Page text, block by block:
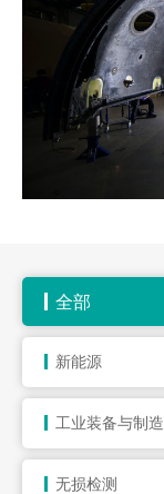
全部
新能源
工业装备与制造
无损检测